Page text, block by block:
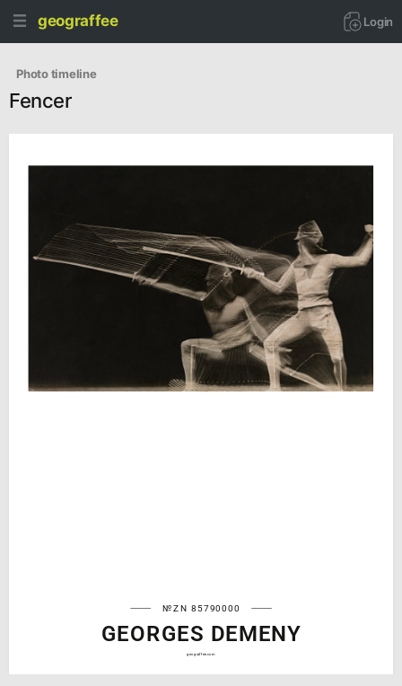
geograffee Login
   Photo timeline
Fencer
№ZN 85790000
GEORGES DEMENY
geograffee.com